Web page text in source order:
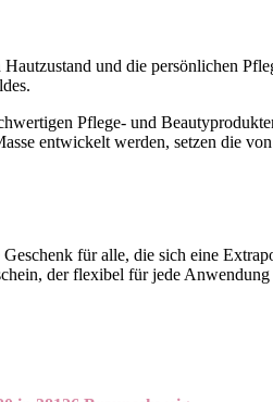
und die persönlichen
Pflege- und
entwickelt werden, setzen die
für alle, die sich eine
der flexibel für jede